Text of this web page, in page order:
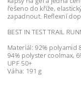
řešeno do kříže,
zapadnout. Reflexní
BEST IN TEST TRAIL
Materiál: 92% polyamid
94% polyster coolmax,
UPF 50+
Váha: 191 g